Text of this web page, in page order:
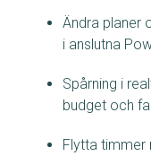
Ändra planer
i anslutna
Spårning i
budget och
Flytta timmer